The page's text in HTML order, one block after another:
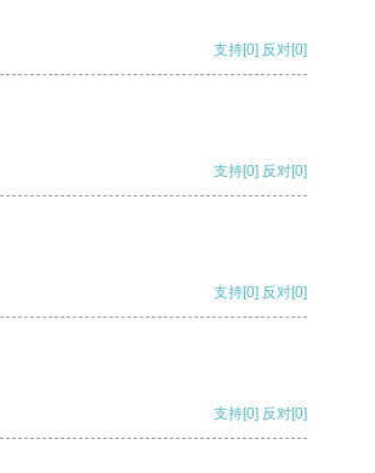
支持[0] 反对[0]
支持[0] 反对[0]
支持[0] 反对[0]
支持[0] 反对[0]